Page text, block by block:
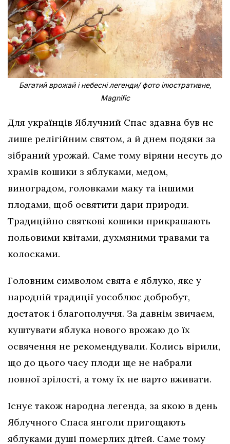
Багатий врожай і небесні легенди/ фото ілюстративне,
Magnific
Для українців Яблучний Спас здавна був не
лише релігійним святом, а й днем подяки за
зібраний урожай. Саме тому віряни несуть до
храмів кошики з яблуками, медом,
виноградом, головками маку та іншими
плодами, щоб освятити дари природи.
Традиційно святкові кошики прикрашають
польовими квітами, духмяними травами та
колосками.
Головним символом свята є яблуко, яке у
народній традиції уособлює добробут,
достаток і благополуччя. За давнім звичаєм,
куштувати яблука нового врожаю до їх
освячення не рекомендували. Колись вірили,
що до цього часу плоди ще не набрали
повної зрілості, а тому їх не варто вживати.
Існує також народна легенда, за якою в день
Яблучного Спаса янголи пригощають
яблуками душі померлих дітей. Саме тому